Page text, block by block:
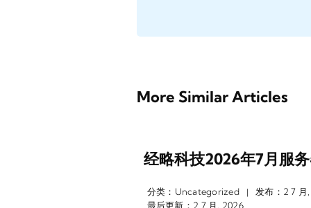
More Similar Articles
经略科技2026年7月服
分类： Uncategorized |
发布：2 7 月
最后更新：2 7 月, 2026